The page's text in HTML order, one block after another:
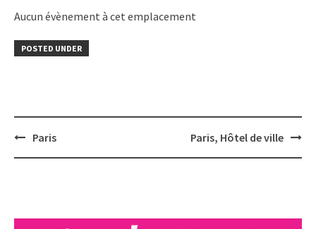
Aucun évènement à cet emplacement
POSTED UNDER
PostParis Paris, Hôtel de ville